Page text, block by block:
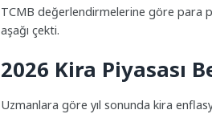
TCMB değerlendirmelerine göre para
aşağı çekti.
2026 Kira Piyasası
Uzmanlara göre yıl sonunda kira